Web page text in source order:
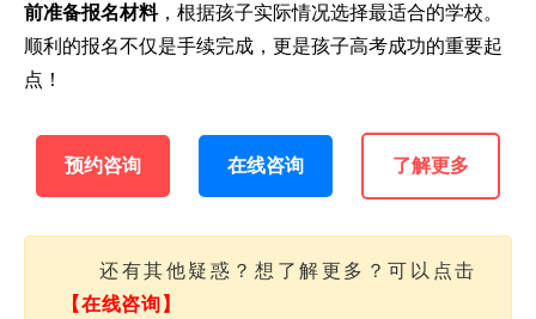
前准备报名材料，根据孩子实际情况选择最适合的学校。
顺利的报名不仅是手续完成，更是孩子高考成功的重要起
点！
预约咨询 在线咨询 了解更多
还有其他疑惑？想了解更多？可以点击
【在线咨询】